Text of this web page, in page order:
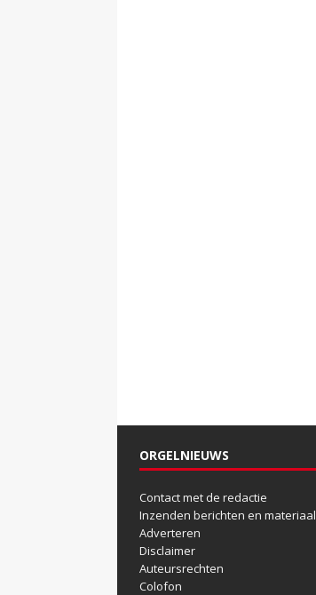
ORGELNIEUWS
Contact met de redactie
Inzenden berichten en materiaal
Adverteren
Disclaimer
Auteursrechten
Colofon